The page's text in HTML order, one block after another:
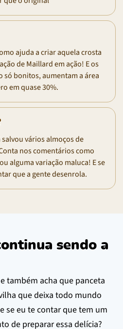
ajuda a criar aquela crosta
de Maillard em ação! E os
só bonitos, aumentam a área
em quase 30%.
salvou vários almoços de
nos comentários como
alguma variação maluca! E se
que a gente desenrola.
sendo a
também acha que panceta
que deixa todo mundo
se eu te contar que tem um
de preparar essa delícia?